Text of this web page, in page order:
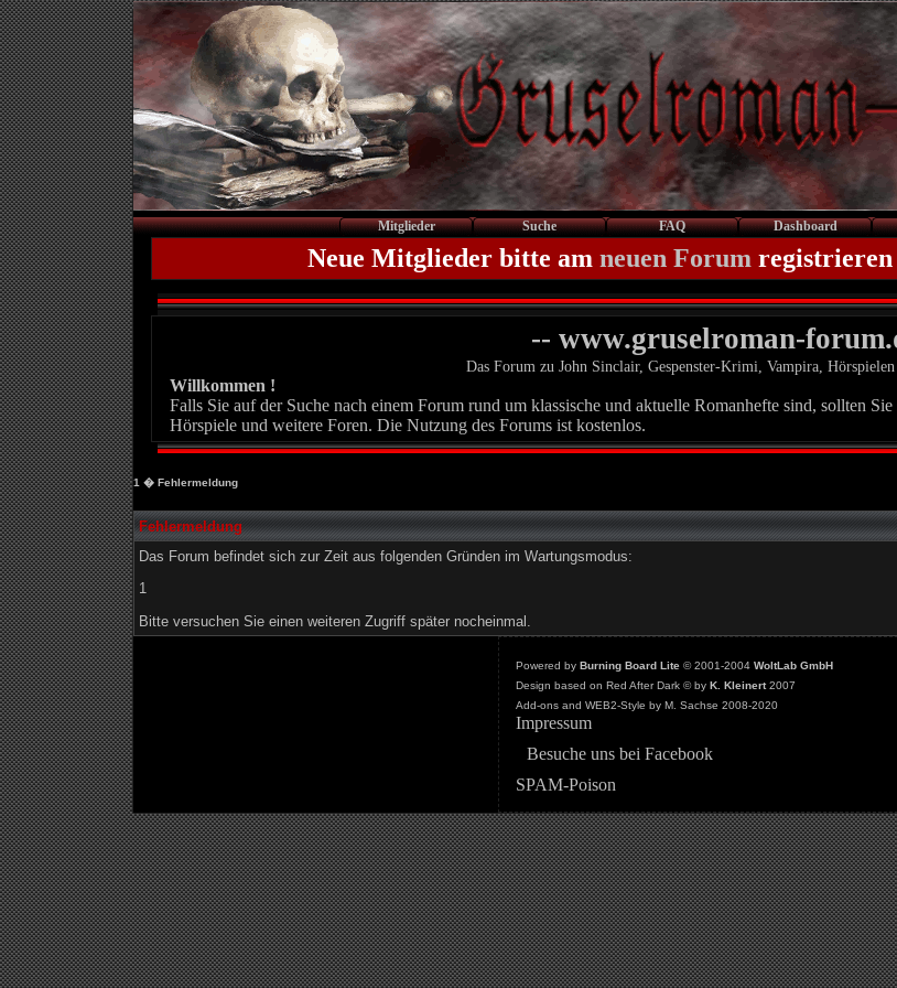
Mitglieder Suche FAQ Dashboard
Neue Mitglieder bitte am neuen Forum registrieren
-- www.gruselroman-
Das Forum zu John Sinclair, Gespenster-Krimi, Vampira,
Willkommen !
Falls Sie auf der Suche nach einem Forum rund um klassische und aktuelle Romanhefte sind, sollten
Hörspiele und weitere Foren. Die Nutzung des Forums ist kostenlos.
1 � Fehlermeldung
Fehlermeldung
Das Forum befindet sich zur Zeit aus folgenden Gründen im Wartungsmodus:
1
Bitte versuchen Sie einen weiteren Zugriff später nocheinmal.
Powered by Burning Board Lite© 2001-2004 WoltLab GmbH
Design based on Red After Dark © by K. Kleinert2007
Add-ons and WEB2-Style by M. Sachse 2008-2020
Impressum
Besuche uns bei Facebook
SPAM-Poison